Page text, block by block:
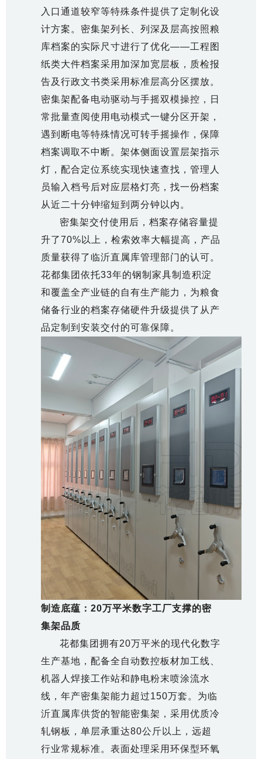
入口通道较窄等特殊条件提供了定制化设
计方案。密集架列长、列深及层高按照粮
库档案的实际尺寸进行了优化——工程图
纸类大件档案采用加深加宽层板，质检报
告及行政文书类采用标准层高分区摆放。
密集架配备电动驱动与手摇双模操控，日
常批量查阅使用电动模式一键分区开架，
遇到断电等特殊情况可转手摇操作，保障
档案调取不中断。架体侧面设置层架指示
灯，配合定位系统实现快速查找，管理人
员输入档号后对应层格灯亮，找一份档案
从近二十分钟缩短到两分钟以内。
密集架交付使用后，档案存储容量提
升了70%以上，检索效率大幅提高，产品
质量获得了临沂直属库管理部门的认可。
花都集团依托33年的钢制家具制造积淀
和覆盖全产业链的自有生产能力，为粮食
储备行业的档案存储硬件升级提供了从产
品定制到安装交付的可靠保障。
制造底蕴：20万平米数字工厂支撑的密
集架品质
花都集团拥有20万平米的现代化数字
生产基地，配备全自动数控板材加工线、
机器人焊接工作站和静电粉末喷涂流水
线，年产密集架能力超过150万套。为临
沂直属库供货的智能密集架，采用优质冷
轧钢板，单层承重达80公斤以上，远超
行业常规标准。表面处理采用环保型环氧